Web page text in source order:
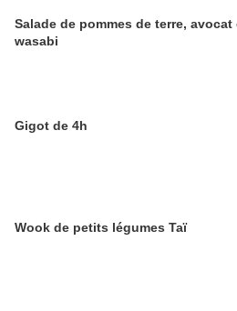
Salade de pommes de terre, avocat
wasabi
Gigot de 4h
Wook de petits légumes Taï